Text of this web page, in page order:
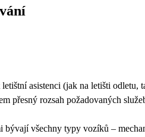
asistenci (jak na letišti odletu,
přesný rozsah požadovaných
bývají všechny typy vozíků –